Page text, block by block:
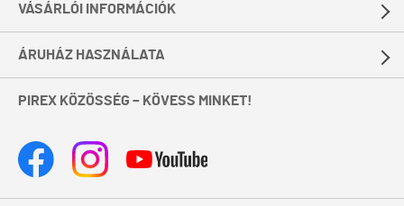
VÁSÁRLÓI INFORMÁCIÓK
ÁRUHÁZ HASZNÁLATA
PIREX KÖZÖSSÉG – KÖVESS MINKET!